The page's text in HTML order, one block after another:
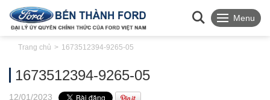
Menu
Trang chủ 1673512394-9265-05
1673512394-9265-05
12/01/2023